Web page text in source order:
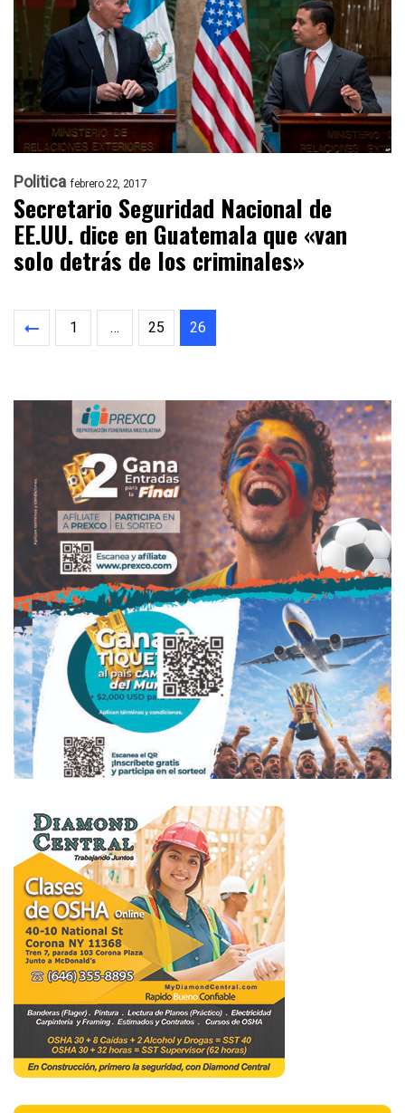
Politica febrero 22, 2017
Secretario Seguridad Nacional de
EE.UU. dice en Guatemala que «van
solo detrás de los criminales»
1 … 25 26